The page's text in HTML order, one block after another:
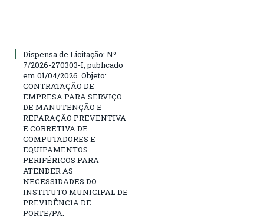
Dispensa de Licitação: Nº
7/2026-270303-I, publicado
em 01/04/2026. Objeto:
CONTRATAÇÃO DE
EMPRESA PARA SERVIÇO
DE MANUTENÇÃO E
REPARAÇÃO PREVENTIVA
E CORRETIVA DE
COMPUTADORES E
EQUIPAMENTOS
PERIFÉRICOS PARA
ATENDER AS
NECESSIDADES DO
INSTITUTO MUNICIPAL DE
PREVIDÊNCIA DE
PORTE/PA.